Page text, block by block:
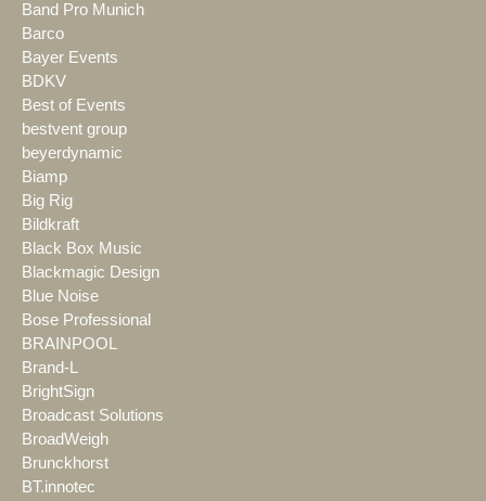
Band Pro Munich
Barco
Bayer Events
BDKV
Best of Events
bestvent group
beyerdynamic
Biamp
Big Rig
Bildkraft
Black Box Music
Blackmagic Design
Blue Noise
Bose Professional
BRAINPOOL
Brand-L
BrightSign
Broadcast Solutions
BroadWeigh
Brunckhorst
BT.innotec